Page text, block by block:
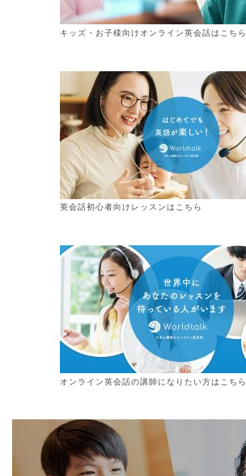
キッズ・お子様向けオンライン英会話はこちら
英会話初心者向けレッスンはこちら
オンライン英会話の講師になりたい方はこちら